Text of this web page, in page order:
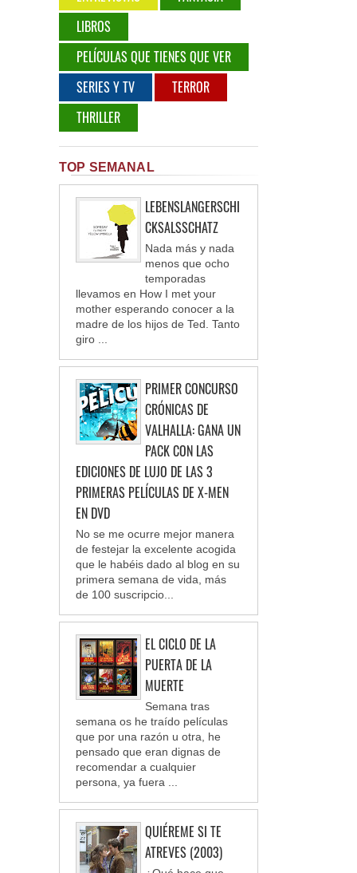
LIBROS
PELÍCULAS QUE TIENES QUE VER
SERIES Y TV
TERROR
THRILLER
TOP SEMANAL
LEBENSLANGERSCHI
CKSALSSCHATZ
Nada más y nada
menos que ocho
temporadas
llevamos en How I met your
mother esperando conocer a la
madre de los hijos de Ted. Tanto
giro ...
PRIMER CONCURSO
CRÓNICAS DE
VALHALLA: GANA UN
PACK CON LAS
EDICIONES DE LUJO DE LAS 3
PRIMERAS PELÍCULAS DE X-MEN
EN DVD
No se me ocurre mejor manera
de festejar la excelente acogida
que le habéis dado al blog en su
primera semana de vida, más
de 100 suscripcio...
EL CICLO DE LA
PUERTA DE LA
MUERTE
Semana tras
semana os he traído películas
que por una razón u otra, he
pensado que eran dignas de
recomendar a cualquier
persona, ya fuera ...
QUIÉREME SI TE
ATREVES (2003)